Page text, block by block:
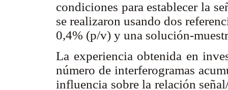
condiciones para establecer la
se realizaron usando dos
0,4% (p/v) y una solución-
La experiencia obtenida en
número de interferogramas
influencia sobre la relación